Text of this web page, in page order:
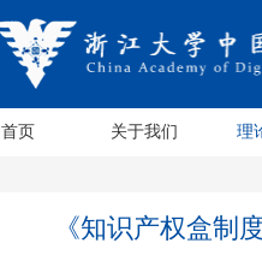
首页 关于我们 理
《知识产权盒制